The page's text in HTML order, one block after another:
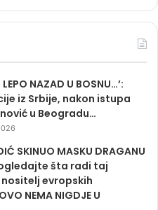
NAZAD U BOSNU…’:
iz Srbije, nakon istupa
u Beogradu…
SKINUO MASKU DRAGANU
šta radi taj
evropskih
NEMA NIGDJE U